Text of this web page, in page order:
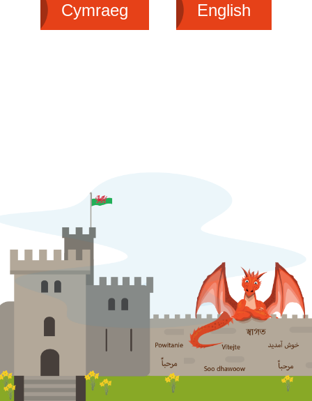
Cymraeg English